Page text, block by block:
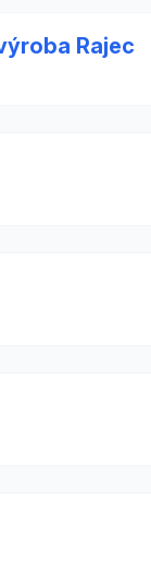
Rajec